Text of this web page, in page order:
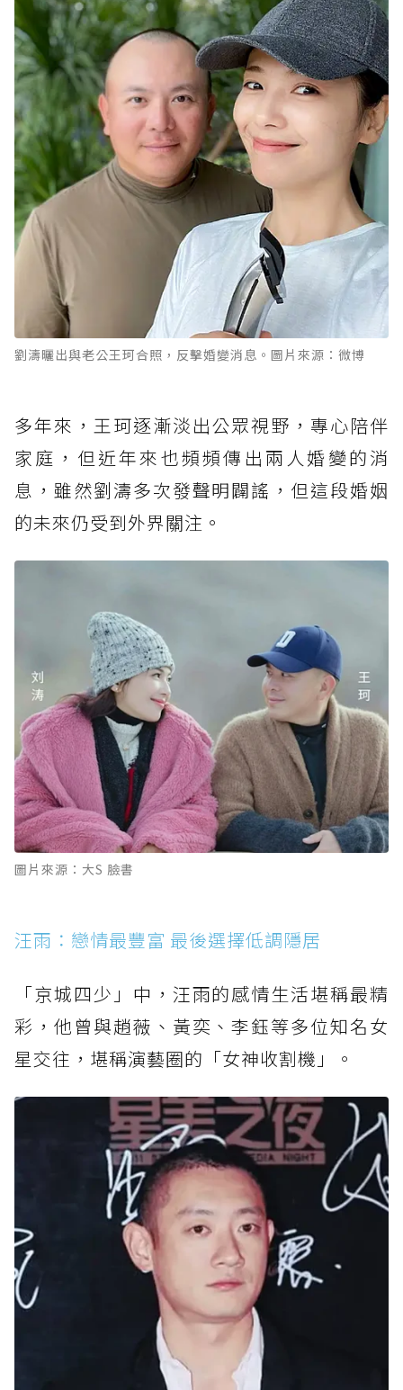
劉濤曬出與老公王珂合照，反擊婚變消息。圖片來源：微博
多年來，王珂逐漸淡出公眾視野，專心陪伴
家庭，但近年來也頻頻傳出兩人婚變的消
息，雖然劉濤多次發聲明闢謠，但這段婚姻
的未來仍受到外界關注。
圖片來源：大S 臉書
汪雨：戀情最豐富 最後選擇低調隱居
「京城四少」中，汪雨的感情生活堪稱最精
彩，他曾與趙薇、黃奕、李鈺等多位知名女
星交往，堪稱演藝圈的「女神收割機」。